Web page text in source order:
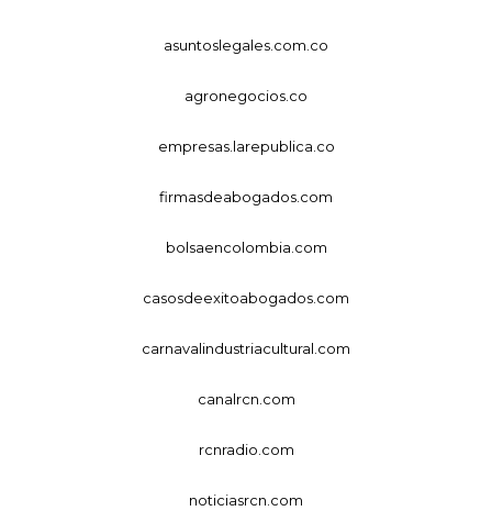
asuntoslegales.com.co
agronegocios.co
empresas.larepublica.co
firmasdeabogados.com
bolsaencolombia.com
casosdeexitoabogados.com
carnavalindustriacultural.com
canalrcn.com
rcnradio.com
noticiasrcn.com